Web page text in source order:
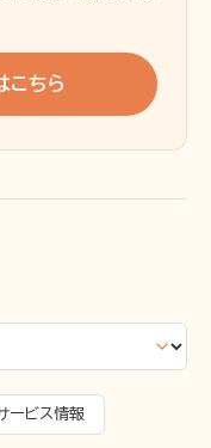
こちら
ービス情報